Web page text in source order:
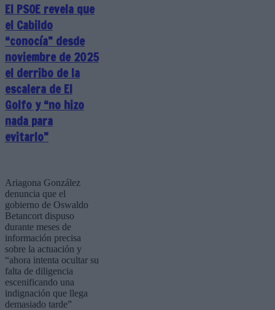
El PSOE revela que
el Cabildo
“conocía” desde
noviembre de 2025
el derribo de la
escalera de El
Golfo y “no hizo
nada para
evitarlo”
Ariagona González
denuncia que el
gobierno de Oswaldo
Betancort dispuso
durante meses de
información precisa
sobre la actuación y
“ahora intenta ocultar su
falta de diligencia
escenificando una
indignación que llega
demasiado tarde”